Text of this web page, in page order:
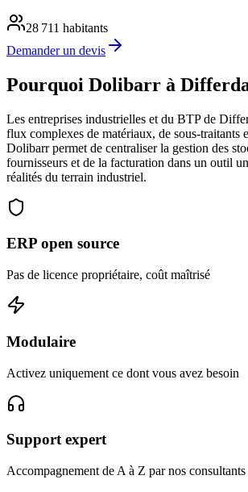
28 711 habitants
Demander un devis
Pourquoi Dolibarr à
Les entreprises industrielles et du BTP de
flux complexes de matériaux, de sous-traitants
Dolibarr permet de centraliser la gestion des
fournisseurs et de la facturation dans un outil
réalités du terrain industriel.
ERP open source
Pas de licence propriétaire, coût maîtrisé
Modulaire
Activez uniquement ce dont vous avez besoin
Support expert
Accompagnement de A à Z par nos consultants